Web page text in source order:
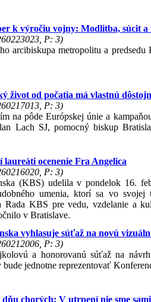
k výročiu vojny: Modlitba, súcit
P: 3)
arcibiskupa metropolitu a
život od počatia má vlastnú
P: 3)
na pôde Európskej únie a
Lach SJ, pomocný biskup
ocenenie Fra Angelica
P: 3)
(KBS) udelila v pondelok 16.
umenia, ktorí sa vo
Rada KBS pre vedu, vzdelanie a
v Bratislave.
vyhlasuje súťaž na novú
P: 3)
a honorovanú súťaž na
jednotne reprezentovať
dňu chorých: V utrpení nie sme